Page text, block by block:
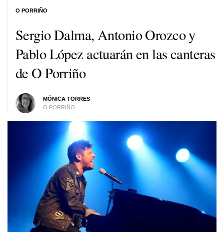
Sergio Dalma, Antonio Orozco y
Pablo López actuarán en las canteras
de O Porriño
MÓNICA TORRES
O PORRIÑO
O PORRIÑO